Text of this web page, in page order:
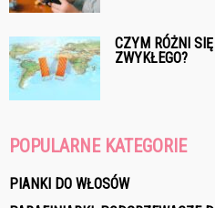
CZYM RÓŻNI
ZWYKŁEGO?
POPULARNE KATEGORIE
PIANKI DO WŁOSÓW